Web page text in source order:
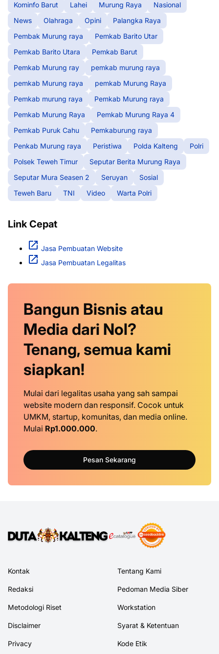
Kominfo Barut
Lahei Murung Raya
Nasional
News
Olahraga Opini
Palangka Raya
Pembak Murung raya
Pemkab Barito Utar
Pemkab Barito Utara
Pemkab Barut
Pemkab Murung ray
pemkab murung raya
pemkab Murung raya
pemkab Murung Raya
Pemkab murung raya
Pemkab Murung raya
Pemkab Murung Raya
Pemkab Murung Raya 4
Pemkab Puruk Cahu
Pemkaburung raya
Penkab Murung raya
Peristiwa Polda Kalteng
Polri
Polsek Teweh Timur
Seputar Berita Murung Raya
Seputar Mura Seasen 2
Seruyan
Sosial
Teweh Baru
TNI Video Warta Polri
Link Cepat
Jasa Pembuatan Website
Jasa Pembuatan Legalitas
Bangun Bisnis atau
Media dari Nol?
Tenang, semua kami
siapkan!
Mulai dari legalitas usaha yang sah sampai
website modern dan responsif. Cocok untuk
UMKM, startup, komunitas, dan media online.
Mulai Rp1.000.000.
Pesan Sekarang
Kontak Tentang Kami
Redaksi Pedoman Media Siber
Metodologi Riset Workstation
Disclaimer Syarat & Ketentuan
Privacy Kode Etik